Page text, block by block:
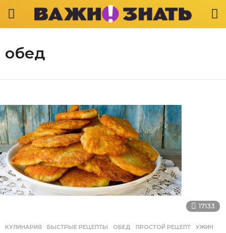
обед
17133
КУЛИНАРИЯ БЫСТРЫЕ РЕЦЕПТЫ ,ОБЕД ,ПРОСТОЙ РЕЦЕПТ ,УЖИН